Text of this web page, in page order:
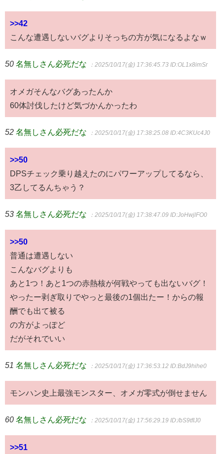
>>42
こんな遭遇しないバグよりそっちの方が気になるよなｗ
50 名無しさん必死だな ：2025/10/17(金) 17:36:45.73 ID:OL1x8imSr
オメガそんなバグあったんか
60体討伐したけど気づかんかったわ
52 名無しさん必死だな ：2025/10/17(金) 17:38:25.08 ID:4C3KUc4J0
>>50
DPSチェック乗り越えたのにパワーアップしてるなら、
3乙してるんちゃう？
53 名無しさん必死だな ：2025/10/17(金) 17:38:47.09 ID:JoHwjlFO0
>>50
普通は遭遇しない
こんなバグよりも
あと1つ！あと1つの赤熱核が何戦やっても出ないバグ！
やったー剥ぎ取りでやっと最後の1個出たー！からの報
酬でも出て被る
の方がよっぽど
だがそれでいい
51 名無しさん必死だな ：2025/10/17(金) 17:36:53.12 ID:BdJ9hihe0
モンハン史上最強モンスター、オメガ零式が倒せません
60 名無しさん必死だな ：2025/10/17(金) 17:56:29.19 ID:/bS9tfIJ0
>>51